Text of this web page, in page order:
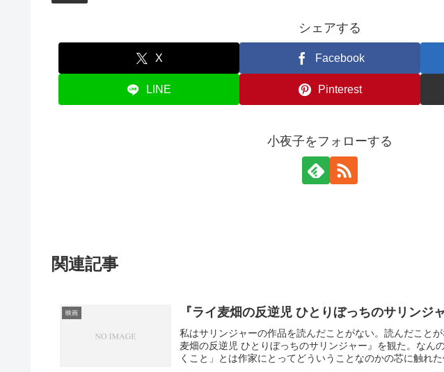
シェアする
X Facebook
LINE Pinterest
小夜子をフォローする
関連記事
映画 『ライ麦畑の反逆児 ひとりぼっちのサリンジ
私はサリンジャーの作品を読んだことがない。読んだこと
麦畑の反逆児 ひとりぼっちのサリンジャー』を観た。なん
くこと」とは作家にとってどういうことなのかの芯に触れ